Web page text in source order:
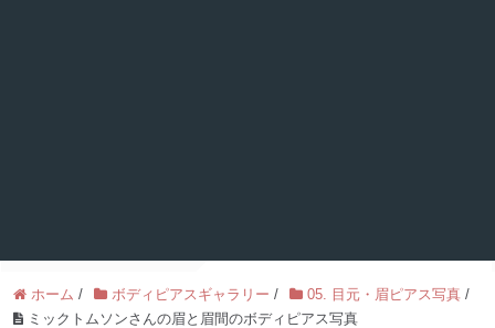
ホーム / ボディピアスギャラリー / 05. 目元・眉ピアス写真 /
ミックトムソンさんの眉と眉間のボディピアス写真